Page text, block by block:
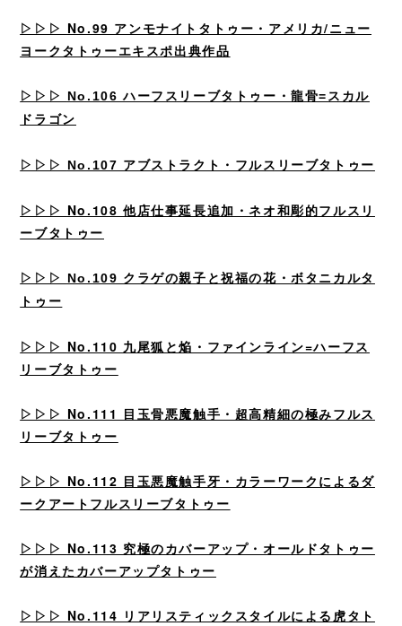
▷▷▷ No.99 アンモナイトタトゥー・アメリカ/ニュー
ヨークタトゥーエキスポ出典作品
▷▷▷
No.106 ハーフスリーブタトゥー・龍骨=スカル
ドラゴン
▷▷▷ No.107 アブストラクト・フルスリーブタトゥー
▷▷▷ No.108 他店仕事延長追加・ネオ和彫的フルスリ
ーブタトゥー
▷▷▷
No.109 クラゲの親子と祝福の花・ボタニカルタ
トゥー
▷▷▷ No.110 九尾狐と焔・ファインライン=ハーフス
リーブタトゥー
▷▷▷ No.111 目玉骨悪魔触手・超高精細の極みフルス
リーブタトゥー
▷▷▷ No.112 目玉悪魔触手牙・カラーワークによるダ
ークアートフルスリーブタトゥー
▷▷▷ No.113 究極のカバーアップ・オールドタトゥー
が消えたカバーアップタトゥー
▷▷▷ No.114 リアリスティックスタイルによる虎タト